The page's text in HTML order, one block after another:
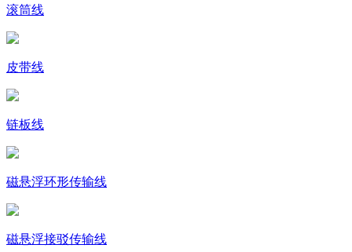
滚筒线
皮带线
链板线
磁悬浮环形传输线
磁悬浮接驳传输线